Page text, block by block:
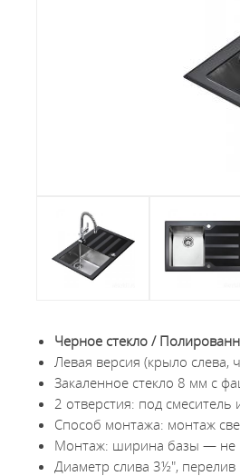
Черное стекло /
Левая версия (крыло слева,
Закаленное стекло 8 мм с
2 отверстия: под смеситель
Способ монтажа: монтаж
Монтаж: ширина базы — не
Диаметр слива 3½", перелив